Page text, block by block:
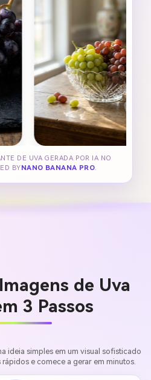
DE UVA GERADA POR IA NO
BY NANO BANANA PRO.
de Uva
3 Passos
ideia simples em um visual sofisticado
rápidos e comece a gerar em minutos.